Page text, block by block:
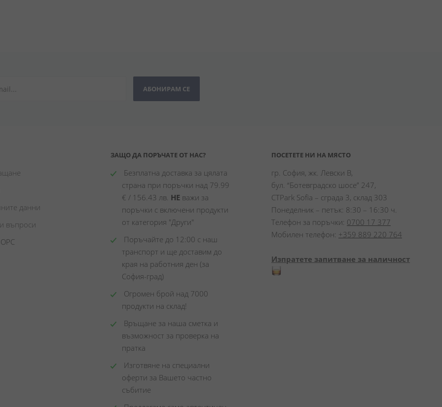
АБОНИРАМ СЕ
данни
въпроси
ЗАЩО ДА ПОРЪЧАТЕ ОТ НАС?
Безплатна доставка за цялата
страна при поръчки над 79.99
€ / 156.43 лв. НЕ важи за
поръчки с включени продукти
от категория "Други"
Поръчайте до 12:00 с наш
транспорт и ще доставим до
края на работния ден (за
София-град)
Огромен брой над 7000
продукти на склад!
Връщане за наша сметка и
възможност за проверка на
пратка
Изготвяне на специални
оферти за Вашето частно
събитие
ПОСЕТЕТЕ НИ НА МЯСТО
гр. София, жк. Левски В,
бул. “Ботевградско шосе” 247,
CTPark Sofia – сграда 3, склад 303
Понеделник – петък: 8:30 – 16:30 ч.
Телефон за поръчки: 0700 17 377
Мобилен телефон: +359 889 220 764
Изпратете запитване за наличност